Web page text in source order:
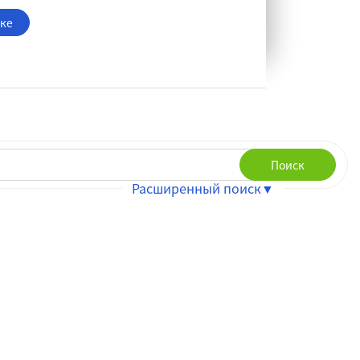
Поиск